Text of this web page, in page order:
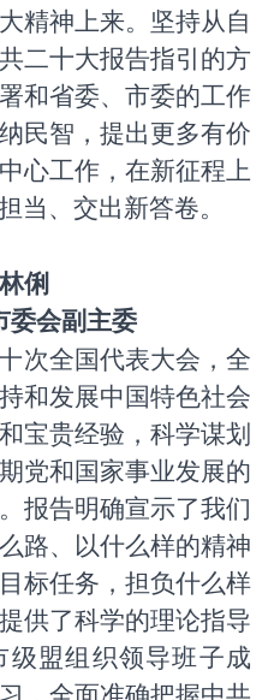
精神上来。坚持从自
二十大报告指引的方
和省委、市委的工作
民智，提出更多有价
心工作，在新征程上
当、交出新答卷。
俐
委会副主委
次全国代表大会，全
和发展中国特色社会
宝贵经验，科学谋划
党和国家事业发展的
报告明确宣示了我们
路、以什么样的精神
标任务，担负什么样
供了科学的理论指导
盟组织领导班子成